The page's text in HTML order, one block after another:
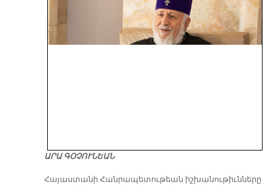
ԱՐԱ ԳՕՉՈՒՆԵԱՆ
​Հայաստանի Հանրապետութեան իշխանութիւնները